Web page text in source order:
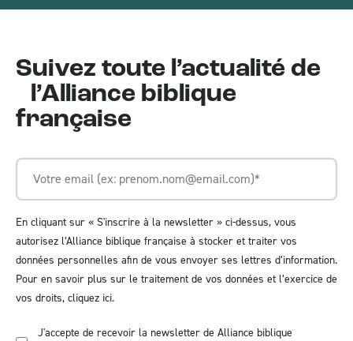
Suivez toute l’actualité de
l’Alliance biblique
française
En cliquant sur « S'inscrire à la newsletter » ci-dessus, vous
autorisez l’Alliance biblique française à stocker et traiter vos
données personnelles afin de vous envoyer ses lettres d’information.
Pour en savoir plus sur le traitement de vos données et l’exercice de
vos droits, cliquez ici.
J'accepte de recevoir la newsletter de Alliance biblique